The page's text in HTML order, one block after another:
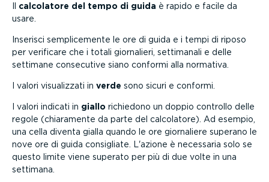
Vai ai contenuti
Il calcolatore del tempo di guida è rapido e facile da
usare.
Inserisci sempli­ce­mente le ore di guida e i tempi di riposo
per verificare che i totali giornalieri, settimanali e delle
settimane consecutive siano conformi alla normativa.
I valori visua­lizzati in verde sono sicuri e conformi.
I valori indicati in giallo richiedono un doppio controllo delle
regole (chiaramente da parte del calcolatore). Ad esempio,
una cella diventa gialla quando le ore giornaliere superano le
nove ore di guida consigliate. L'azione è necessaria solo se
questo limite viene superato per più di due volte in una
settimana.